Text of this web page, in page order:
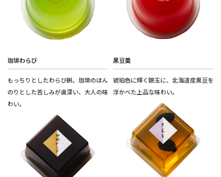
珈琲わらび
もっちりとしたわらび餅。珈琲のほん
のりとした苦しみが奥深い、大人の味
わい。
黒豆羮
琥珀色に輝く錦玉に、北海道産黒豆を
浮かべた上品な味わい。